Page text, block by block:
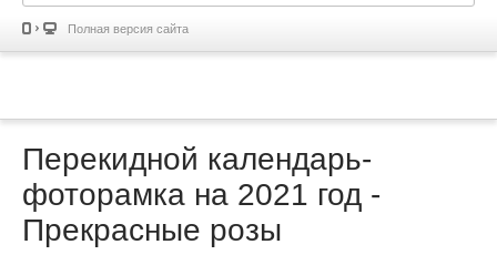
Полная версия сайта
Перекидной календарь-
фоторамка на 2021 год -
Прекрасные розы